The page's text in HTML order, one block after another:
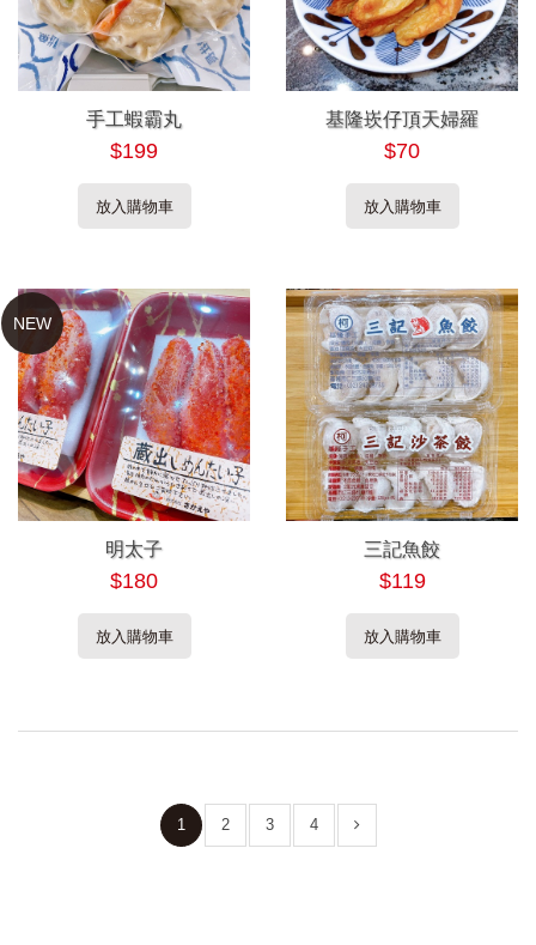
手工蝦霸丸
$199
放入購物車
基隆崁仔頂天婦羅
$70
放入購物車
NEW
明太子
$180
放入購物車
三記魚餃
$119
放入購物車
1 2 3 4